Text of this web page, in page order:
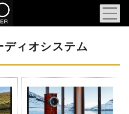
ディオシステム